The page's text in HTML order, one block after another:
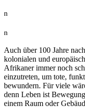
n
n
Auch über 100 Jahre
kolonialen und
Afrikaner immer noch
einzutreten, um tote,
bewundern. Für viele
denn Leben ist
einem Raum oder